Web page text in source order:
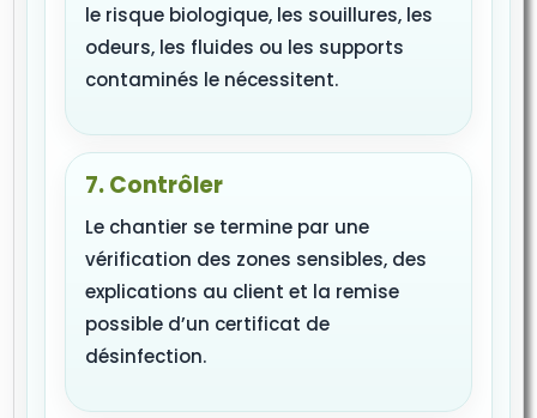
le risque biologique, les souillures, les
odeurs, les fluides ou les supports
contaminés le nécessitent.
7. Contrôler
Le chantier se termine par une
vérification des zones sensibles, des
explications au client et la remise
possible d’un certificat de
désinfection.